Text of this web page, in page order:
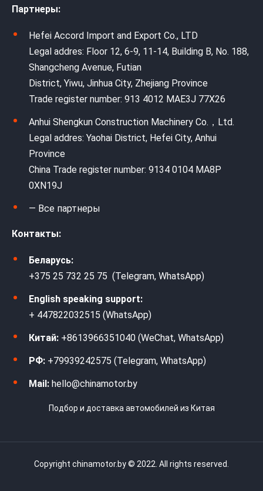
Партнеры:
Hefei Accord Import and Export Co., LTD
Legal addres: Floor 12, 6-9, 11-14, Building B, No. 188,
Shangcheng Avenue, Futian
District, Yiwu, Jinhua City, Zhejiang Province
Trade register number: 913 4012 MAE3J 77X26
Anhui Shengkun Construction Machinery Co.，Ltd.
Legal addres: Yaohai District, Hefei City, Anhui
Province
China Trade register number: 9134 0104 MA8P
0XN19J
— Все партнеры
Контакты:
Беларусь:
+375 25 732 25 75 (Telegram, WhatsApp)
English speaking support:
+ 447822032515 (WhatsApp)
Китай: +8613966351040 (WeChat, WhatsApp)
РФ: +79939242575 (Telegram, WhatsApp)
Mail: hello@chinamotor.by
Подбор и доставка автомобилей из Китая
Copyright chinamotor.by © 2022. All rights reserved.